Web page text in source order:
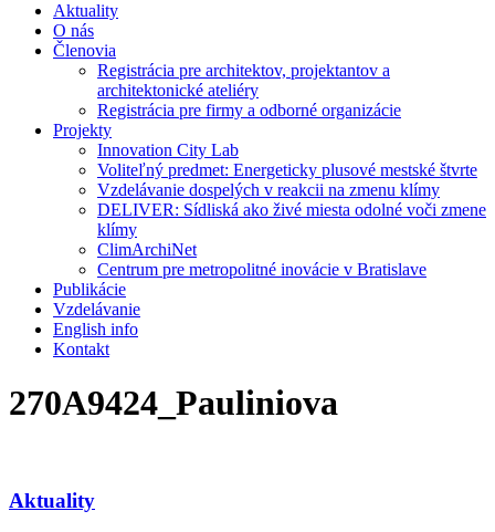
Aktuality
O nás
Členovia
Registrácia pre architektov, projektantov a
architektonické ateliéry
Registrácia pre firmy a odborné organizácie
Projekty
Innovation City Lab
Voliteľný predmet: Energeticky plusové mestské štvrte
Vzdelávanie dospelých v reakcii na zmenu klímy
DELIVER: Sídliská ako živé miesta odolné voči zmene
klímy
ClimArchiNet
Centrum pre metropolitné inovácie v Bratislave
Publikácie
Vzdelávanie
English info
Kontakt
270A9424_Pauliniova
Aktuality